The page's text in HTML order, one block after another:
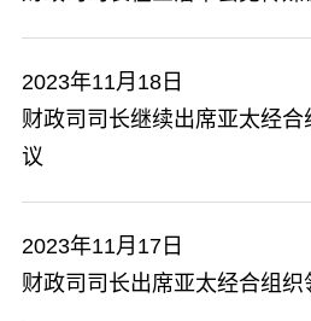
2023年11月18日
财政司司长继续出席亚太经
议
2023年11月17日
财政司司长出席亚太经合组